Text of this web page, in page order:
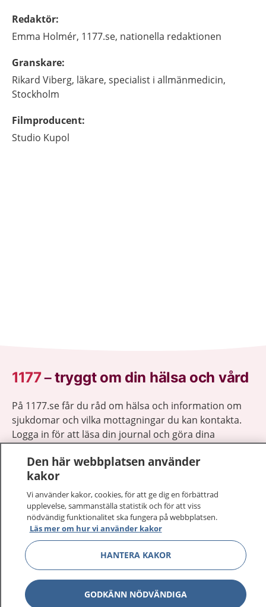
Redaktör:
Emma Holmér, 1177.se, nationella redaktionen
Granskare:
Rikard Viberg, läkare, specialist i allmänmedicin,
Stockholm
Filmproducent:
Studio Kupol
1177–tryggt om din hälsa och vård
På 1177.se får du råd om hälsa och information om
sjukdomar och vilka mottagningar du kan kontakta.
Logga in för att läsa din journal och göra dina
sjukvårdsrådgivning dygnet runt.
1177 ger dig råd när du vill må bättre.
1177 på flera språk Visa
Om 1177 Visa
Den här webbplatsen använder
kakor
Vi använder kakor, cookies, för att ge dig en förbättrad
upplevelse, sammanställa statistik och för att viss
nödvändig funktionalitet ska fungera på webbplatsen.
Läs mer om hur vi använder kakor
HANTERA KAKOR
GODKÄNN NÖDVÄNDIGA